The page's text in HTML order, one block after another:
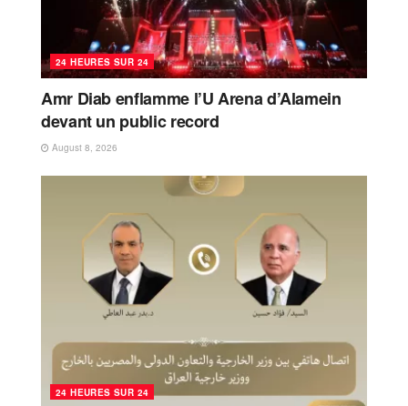
24 HEURES SUR 24
Amr Diab enflamme l’U Arena d’Alamein
devant un public record
August 8, 2026
24 HEURES SUR 24